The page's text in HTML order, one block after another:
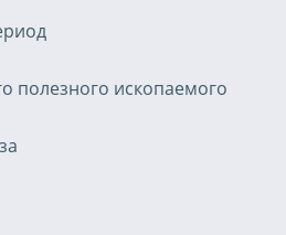
полезного ископаемого